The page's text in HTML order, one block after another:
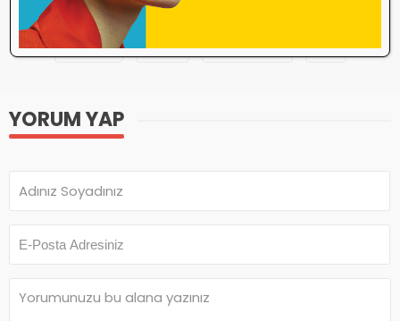
Etiketler
Arkadaş Gece Motivasyon yaz
YORUM YAP